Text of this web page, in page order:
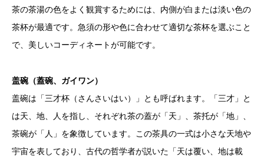
茶の茶湯の色をよく観賞するためには、内側が白または淡い色の
茶杯が最適です。急須の形や色に合わせて適切な茶杯を選ぶこと
で、美しいコーディネートが可能です。
盖碗（蓋碗、ガイワン）
盖碗は「三才杯（さんさいはい）」とも呼ばれます。「三才」と
は天、地、人を指し、それぞれ茶の蓋が「天」、茶托が「地」、
茶碗が「人」を象徴しています。この茶具の一式は小さな天地や
宇宙を表しており、古代の哲学者が説いた「天は覆い、地は載